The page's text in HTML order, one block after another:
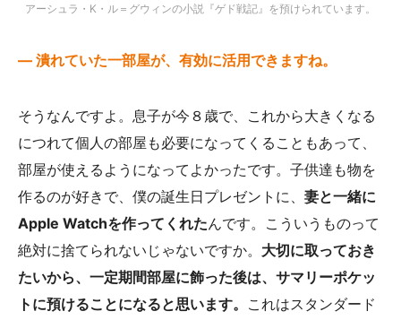
アーシュラ・K・ル＝グウィンの小説『ゲド戦記』を預けられています。
— 潰れていた一部屋が、有効に活用できますね。
そうなんですよ。息子が今８歳で、これから大きくなる
につれて個人の部屋も必要になってくることもあって、
部屋が使えるようになってよかったです。子供達も物を
作るのが好きで、僕の誕生日プレゼントに、 妻と一緒に
Apple Watchを作ってくれたんです。こういうものって
絶対に捨てられないじゃないですか。 大切に取っておき
たいから、一定期間部屋に飾った後は、サマリーポケッ
トに預けることになると思います。 これはスタンダード